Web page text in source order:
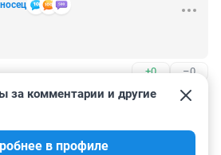
+0 –0
вопрос: "Когда
за комментарии и другие
в профиле